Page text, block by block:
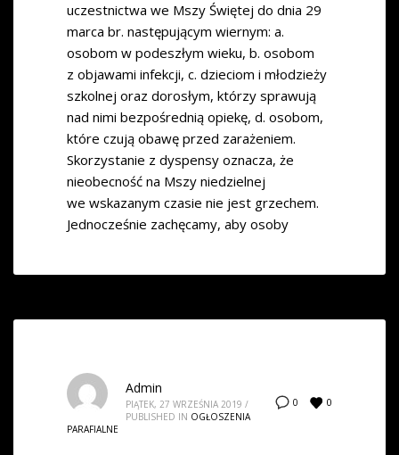
uczestnictwa we Mszy Świętej do dnia 29
marca br. następującym wiernym: a.
osobom w podeszłym wieku, b. osobom
z objawami infekcji, c. dzieciom i młodzieży
szkolnej oraz dorosłym, którzy sprawują
nad nimi bezpośrednią opiekę, d. osobom,
które czują obawę przed zarażeniem.
Skorzystanie z dyspensy oznacza, że
nieobecność na Mszy niedzielnej
we wskazanym czasie nie jest grzechem.
Jednocześnie zachęcamy, aby osoby
0 0
Admin
PIĄTEK, 27 WRZEŚNIA 2019 /
PUBLISHED IN OGŁOSZENIA
PARAFIALNE